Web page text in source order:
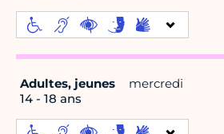
Adultes, jeunes
14 - 18 ans
mercredi